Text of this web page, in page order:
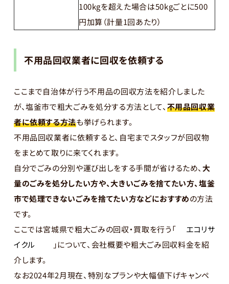
100kgを超えた場合は50kgごとに500
円加算（計量1回あたり）
不用品回収業者に回収を依頼する
ここまで自治体が行う不用品の回収方法を紹介しました
が、塩釜市で粗大ごみを処分する方法として、 不用品回収業
者に依頼する方法も挙げられます。
不用品回収業者に依頼すると、自宅までスタッフが回収物
をまとめて取りに来てくれます。
自分でごみの分別や運び出しをする手間が省けるため、大
量のごみを処分したい方や、大きいごみを捨てたい方、塩釜
市で処理できないごみを捨てたい方などにおすすめの方法
です。
ここでは宮城県で粗大ごみの回収・買取を行う「
エコリサ
イクル
」について、会社概要や粗大ごみ回収料金を紹
介します。
なお2024年2月現在、特別なプランや大幅値下げキャンペ